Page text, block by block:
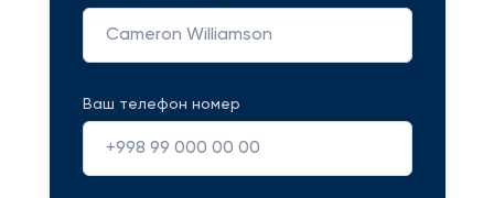
Ваш телефон номер